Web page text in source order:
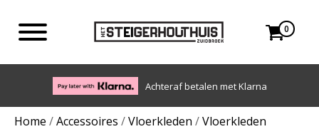
0
Eigen bezorgdienst in NL en BE. Afhalen ook mogelijk.
Home /Accessoires /Vloerkleden /Vloerkleden